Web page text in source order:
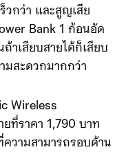
วกว่า และสูญเสีย
Bank 1 ก้อนอัด
ถ้าเสียบสายได้ก็เสียบ
มสะดวกมากกว่า
Wireless
ที่ราคา 1,790 บาท
วามสามารถรอบด้าน